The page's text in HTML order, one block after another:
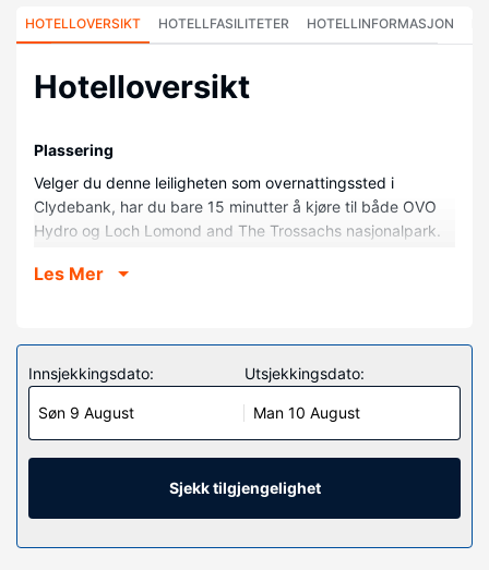
HOTELLOVERSIKT HOTELLFASILITETER HOTELLINFORMASJON
Hotelloversikt
Plassering
Velger du denne leiligheten som overnattingssted i
Clydebank, har du bare 15 minutter å kjøre til både OVO
Hydro og Loch Lomond and The Trossachs nasjonalpark.
Park (herregård) og 13,7 mi (22,1 km) unna Loch Lomond.
Føl deg som hjemme i denne leiligheten.
Les Mer
Innsjekkingsdato:
Søn 9 August
Utsjekkingsdato:
Man 10 August
Sjekk tilgjengelighet